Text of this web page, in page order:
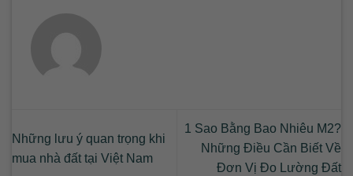
Những lưu ý quan trọng khi
mua nhà đất tại Việt Nam
1 Sao Bằng Bao Nhiêu M2?
Những Điều Cần Biết Về
Đơn Vị Đo Lường Đất